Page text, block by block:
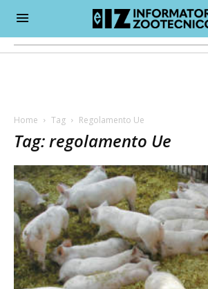
Home Tag Regolamento Ue
Tag: regolamento Ue